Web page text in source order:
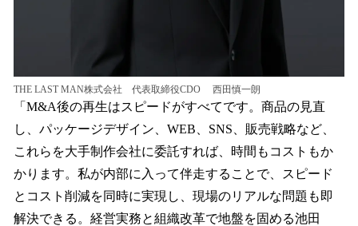
THE LAST MAN株式会社 代表取締役CDO 西田慎一朗
「M&A後の再生はスピードがすべてです。商品の見直
し、パッケージデザイン、WEB、SNS、販売戦略など、
これらを大手制作会社に委託すれば、時間もコストもか
かります。私が内部に入って伴走することで、スピード
とコスト削減を同時に実現し、現場のリアルな問題も即
解決できる。経営実務と組織改革で地盤を固める池田